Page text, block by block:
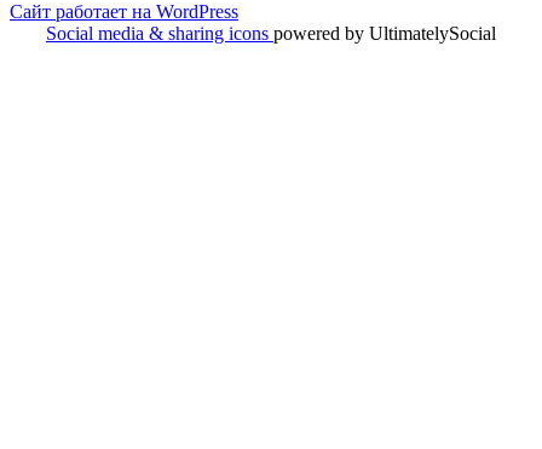
Сайт работает на WordPress
Social media & sharing icons powered by UltimatelySocial